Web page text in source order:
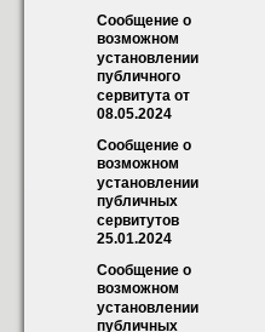
Сообщение о
возможном
установлении
публичного
сервитута от
08.05.2024
Сообщение о
возможном
установлении
публичных
сервитутов
25.01.2024
Сообщение о
возможном
установлении
публичных